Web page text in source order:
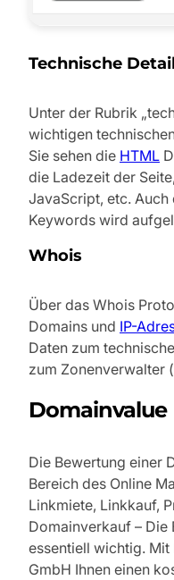
Technische
Unter der Rubrik
wichtigen
Sie sehen die HTML
die Ladezeit der
JavaScript, etc.
Keywords wird
Whois
Über das Whois
Domains und IP-
Daten zum
zum Zonenverwalter
Domainvalue
Die Bewertung einer
Bereich des Online
Linkmiete, Linkkauf,
Domainverkauf – Die
essentiell wichtig. Mit
GmbH Ihnen einen